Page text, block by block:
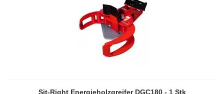
Sit-Right Energieholzgreifer DGC180 - 1 Stk